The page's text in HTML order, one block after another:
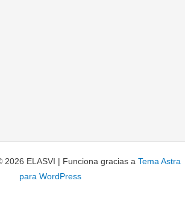
2026 ELASVI | Funciona gracias a Tema Astra
para WordPress